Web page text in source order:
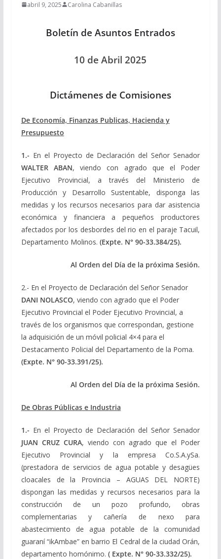
abril 9, 2025 Carolina Cabanillas
Boletín de Asuntos Entrados
10 de Abril 2025
Dictámenes de Comisiones
De Economía, Finanzas Publicas, Hacienda y
Presupuesto
1.- En el Proyecto de Declaración del Señor Senador
WALTER ABAN, viendo con agrado que el Poder
Ejecutivo Provincial, a través del Ministerio de
Producción y Desarrollo Sustentable, disponga las
medidas y los recursos necesarios para dar asistencia
económica y financiera a pequeños productores
afectados por los desbordes del rio en el paraje Tacuil,
Departamento Molinos. (Expte. N° 90-33.384/25).
Al Orden del Día de la próxima Sesión.
2.- En el Proyecto de Declaración del Señor Senador
DANI NOLASCO, viendo con agrado que el Poder
Ejecutivo Provincial el Poder Ejecutivo Provincial, a
través de los organismos que correspondan, gestione
la adquisición de un móvil policial 4×4 para el
Destacamento Policial del Departamento de la Poma.
(Expte. N° 90-33.391/25).
Al Orden del Día de la próxima Sesión.
De Obras Públicas e Industria
1.- En el Proyecto de Declaración del Señor Senador
JUAN CRUZ CURA, viendo con agrado que el Poder
Ejecutivo Provincial y la empresa Co.S.A.ySa.
(prestadora de servicios de agua potable y desagües
cloacales de la Provincia – AGUAS DEL NORTE)
dispongan las medidas y recursos necesarios para la
construcción de un pozo profundo, obras
complementarias y cañería de nexo para
abastecimiento de agua potable de la comunidad
guaraní “ik­Ambae” en barrio El Cedral de la ciudad Orán,
departamento homónimo. (Expte. N° 90-33.332/25).